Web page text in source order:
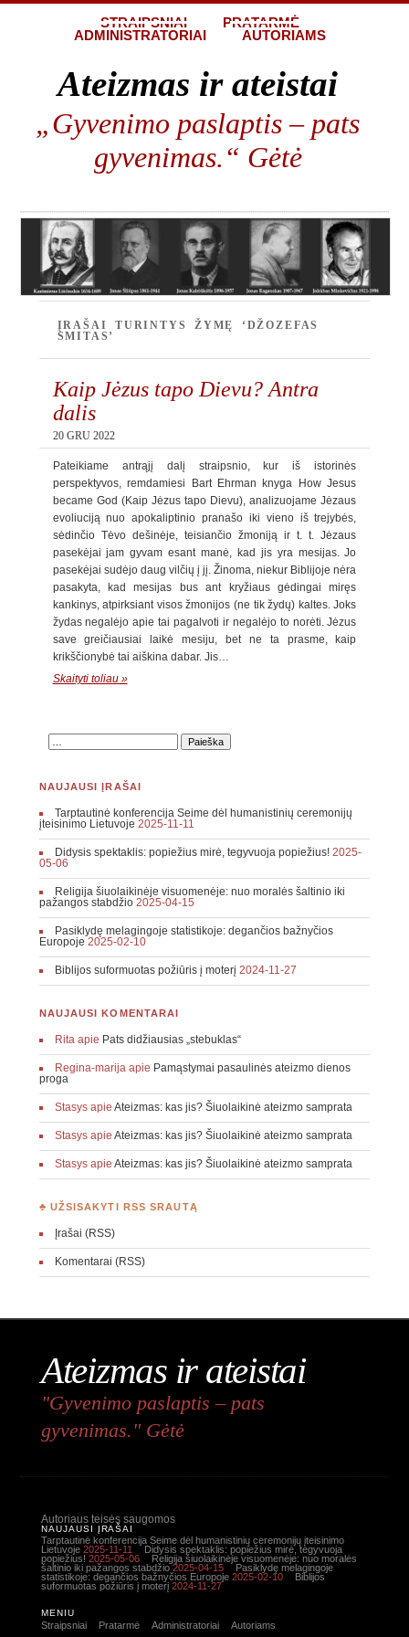
STRAIPSNIAI
PRATARMĖ
ADMINISTRATORIAI
AUTORIAMS
Ateizmas ir ateistai
„Gyvenimo paslaptis – pats
gyvenimas.“ Gėtė
ĮRAŠAI TURINTYS ŽYMĘ ‘DŽOZEFAS
SMITAS’
Kaip Jėzus tapo Dievu? Antra
dalis
20 GRU 2022
Pateikiame antrąjį dalį straipsnio, kur iš istorinės
perspektyvos, remdamiesi Bart Ehrman knyga How Jesus
became God (Kaip Jėzus tapo Dievu), analizuojame Jėzaus
evoliuciją nuo apokaliptinio pranašo iki vieno iš trejybės,
sėdinčio Tėvo dešinėje, teisiančio žmoniją ir t. t. Jėzaus
pasekėjai jam gyvam esant manė, kad jis yra mesijas. Jo
pasekėjai sudėjo daug vilčių į jį. Žinoma, niekur Biblijoje nėra
pasakyta, kad mesijas bus ant kryžiaus gėdingai miręs
kankinys, atpirksiant visos žmonijos (ne tik žydų) kaltes. Joks
žydas negalėjo apie tai pagalvoti ir negalėjo to norėti. Jėzus
save greičiausiai laikė mesiju, bet ne ta prasme, kaip
krikščionybė tai aiškina dabar. Jis…
Skaityti toliau »
NAUJAUSI ĮRAŠAI
Tarptautinė konferencija Seime dėl humanistinių ceremonijų
įteisinimo Lietuvoje 2025-11-11
Didysis spektaklis: popiežius mirė, tegyvuoja popiežius! 2025-
05-06
Religija šiuolaikinėje visuomenėje: nuo moralės šaltinio iki
pažangos stabdžio 2025-04-15
Pasiklydę melagingoje statistikoje: degančios bažnyčios
Europoje 2025-02-10
Biblijos suformuotas požiūris į moterį 2024-11-27
NAUJAUSI KOMENTARAI
Ritaapie Pats didžiausias „stebuklas“
Regina-marijaapie Pamąstymai pasaulinės ateizmo dienos
proga
Stasysapie Ateizmas: kas jis? Šiuolaikinė ateizmo samprata
Stasysapie Ateizmas: kas jis? Šiuolaikinė ateizmo samprata
Stasysapie Ateizmas: kas jis? Šiuolaikinė ateizmo samprata
♣ UŽSISAKYTI RSS SRAUTĄ
Įrašai (RSS)
Komentarai (RSS)
Ateizmas ir ateistai
"Gyvenimo paslaptis – pats
gyvenimas." Gėtė
Autoriaus teisės saugomos
NAUJAUSI ĮRAŠAI
Tarptautinė konferencija Seime dėl humanistinių ceremonijų įteisinimo
Lietuvoje 2025-11-11
Didysis spektaklis: popiežius mirė, tegyvuoja
popiežius! 2025-05-06
Religija šiuolaikinėje visuomenėje: nuo moralės
šaltinio iki pažangos stabdžio 2025-04-15
Pasiklydę melagingoje
statistikoje: degančios bažnyčios Europoje 2025-02-10
Biblijos
suformuotas požiūris į moterį 2024-11-27
MENIU
Straipsniai Pratarmė Administratoriai Autoriams